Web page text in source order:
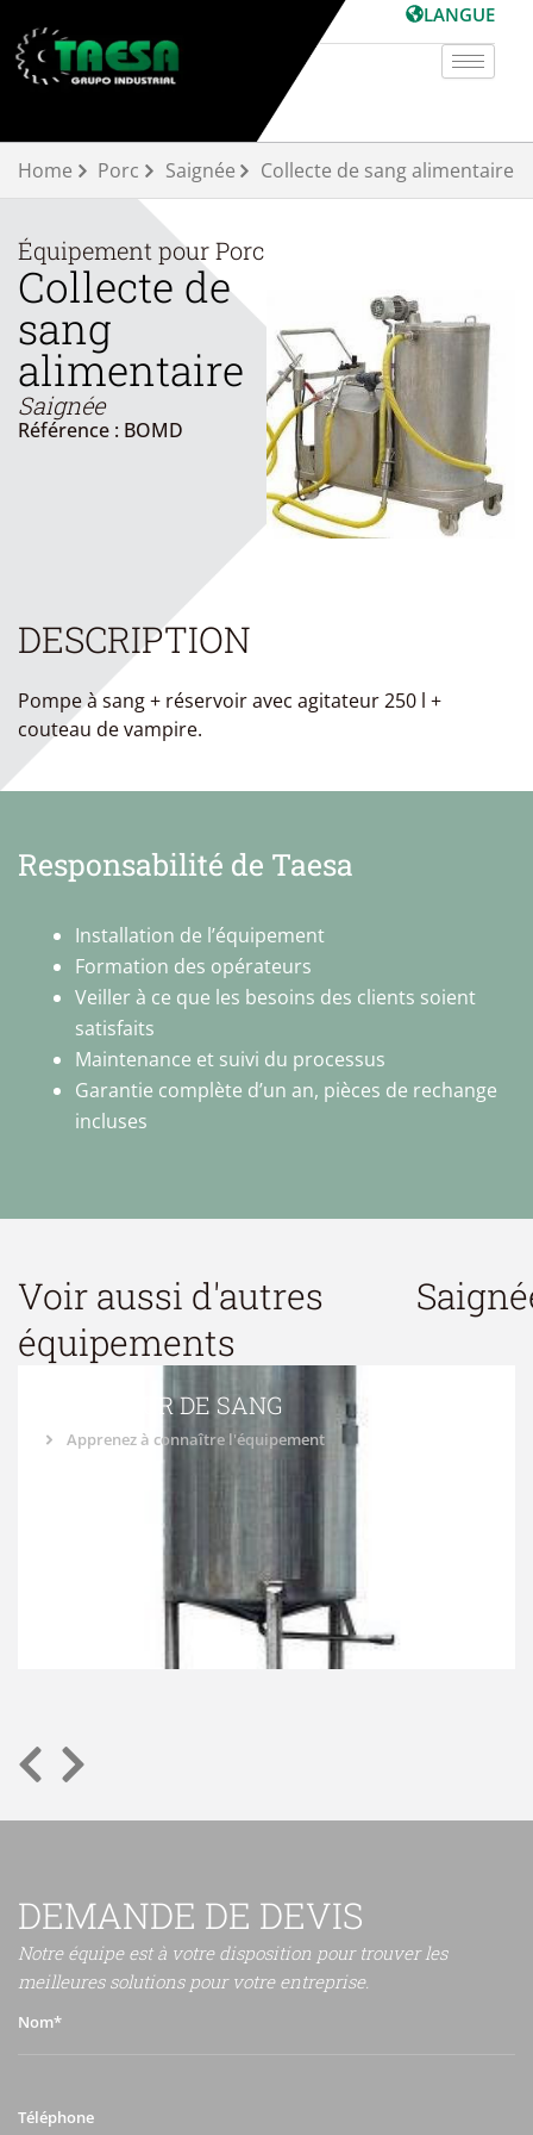
au
contenu
LANGUE
Home Porc Saignée Collecte de sang alimentaire
Équipement pourPorc
Collecte de
sang
alimentaire
Saignée
Référence : BOMD
DESCRIPTION
Pompe à sang + réservoir avec agitateur 250 l +
couteau de vampire.
Responsabilité de Taesa
Installation de l’équipement
Formation des opérateurs
Veiller à ce que les besoins des clients soient
satisfaits
Maintenance et suivi du processus
Garantie complète d’un an, pièces de rechange
incluses
Voir aussi d'autres
équipements
AGITATEUR DE SANG
Apprenez à connaître l'équipement
DEMANDE DE DEVIS
Notre équipe est à votre disposition pour trouver les
meilleures solutions pour votre entreprise.
Nom*
Téléphone